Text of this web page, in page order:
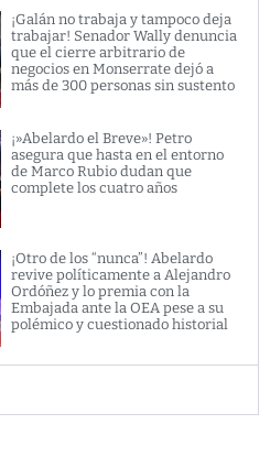
¡Galán no trabaja y tampoco deja
trabajar! Senador Wally denuncia
que el cierre arbitrario de
negocios en Monserrate dejó a
más de 300 personas sin sustento
¡»Abelardo el Breve»! Petro
asegura que hasta en el entorno
de Marco Rubio dudan que
complete los cuatro años
¡Otro de los “nunca”! Abelardo
revive políticamente a Alejandro
Ordóñez y lo premia con la
Embajada ante la OEA pese a su
polémico y cuestionado historial